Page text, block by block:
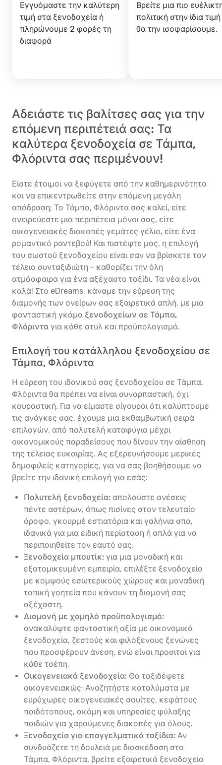
Εγγυόμαστε την καλύτερη
τιμή στα ξενοδοχεία ή
πληρώνουμε 2 φορές τη
διαφορά
Βρείτε μια πιο
πολιτική στην ίδια
θα την ισοφαρίσουμε.
Αδειάστε τις βαλίτσες σας για την
επόμενη περιπέτειά σας: Τα
καλύτερα ξενοδοχεία σε Τάμπα,
Φλόριντα σας περιμένουν!
Είστε έτοιμοι να ξεφύγετε από την καθημερινότητα
και να επικεντρωθείτε στην επόμενη μεγάλη
απόδραση; Το Τάμπα, Φλόριντα σας καλεί, είτε
ονειρεύεστε μια περιπέτεια μόνοι σας, είτε
οικογενειακές διακοπές γεμάτες γέλιο, είτε ένα
ρομαντικό ραντεβού! Και πιστέψτε μας, η επιλογή
του σωστού ξενοδοχείου είναι σαν να βρίσκετε τον
τέλειο συνταξιδιώτη - καθορίζει την όλη
ατμόσφαιρα για ένα αξέχαστο ταξίδι. Τα νέα είναι
καλά! Στο eDreams, κάναμε την εύρεση της
διαμονής των ονείρων σας εξαιρετικά απλή, με μια
φανταστική γκάμα ξενοδοχείων σε Τάμπα,
Φλόριντα για κάθε στυλ και προϋπολογισμό.
Επιλογή του κατάλληλου ξενοδοχείου σε
Τάμπα, Φλόριντα
Η εύρεση του ιδανικού σας ξενοδοχείου σε Τάμπα,
Φλόριντα θα πρέπει να είναι συναρπαστική, όχι
κουραστική. Για να είμαστε σίγουροι ότι καλύπτουμε
τις ανάγκες σας, έχουμε μια εκθαμβωτική σειρά
επιλογών, από πολυτελή καταφύγια μέχρι
οικονομικούς παραδείσους που δίνουν την αίσθηση
της τέλειας ευκαιρίας. Ας εξερευνήσουμε μερικές
δημοφιλείς κατηγορίες, για να σας βοηθήσουμε να
βρείτε την ιδανική επιλογή για εσάς:
Πολυτελή ξενοδοχεία: απολαύστε ανέσεις
πέντε αστέρων, όπως πισίνες στον τελευταίο
όροφο, γκουρμέ εστιατόρια και γαλήνια σπα,
ιδανικά για μια ειδική περίσταση ή απλά για να
περιποιηθείτε τον εαυτό σας.
Ξενοδοχεία μπουτίκ: για μια μοναδική και
εξατομικευμένη εμπειρία, επιλέξτε ξενοδοχεία
με κομψούς εσωτερικούς χώρους και μοναδική
τοπική γοητεία που κάνουν τη διαμονή σας
αξέχαστη.
Διαμονή με χαμηλό προϋπολογισμό:
ανακαλύψτε φανταστική αξία με οικονομικά
ξενοδοχεία, ζεστούς και φιλόξενους ξενώνες
που προσφέρουν άνεση, ενώ είναι προσιτοί για
κάθε τσέπη.
Οικογενειακά ξενοδοχεία: Θα ταξιδέψετε
οικογενειακώς; Αναζητήστε καταλύματα με
ευρύχωρες οικογενειακές σουίτες, κεφάτους
παιδότοπους, ακόμη και υπηρεσίες φύλαξης
παιδιών για χαρούμενες διακοπές για όλους.
Ξενοδοχεία για επαγγελματικά ταξίδια: Αν
συνδυάζετε τη δουλειά με διασκέδαση στο
Τάμπα, Φλόριντα, βρείτε εξαιρετικά ξενοδοχεία